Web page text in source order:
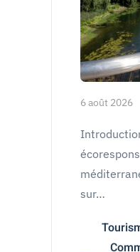
6 août 2026
sur…